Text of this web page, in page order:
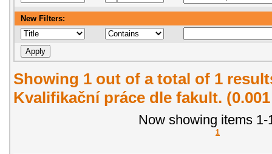
New Filters:
Showing 1 out of a total of 1
Kvalifikační práce dle fakult.
Now showing items 1-
1